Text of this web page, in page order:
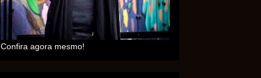
Confira agora mesmo!